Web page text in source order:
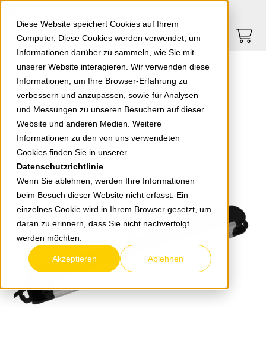
Diese Website speichert Cookies auf Ihrem
Computer. Diese Cookies werden verwendet, um
Informationen darüber zu sammeln, wie Sie mit
unserer Website interagieren. Wir verwenden diese
Informationen, um Ihre Browser-Erfahrung zu
verbessern und anzupassen, sowie für Analysen
und Messungen zu unseren Besuchern auf dieser
Website und anderen Medien. Weitere
Informationen zu den von uns verwendeten
Cookies finden Sie in unserer
Datenschutzrichtlinie
Wenn Sie ablehnen, werden Ihre Informationen
beim Besuch dieser Website nicht erfasst. Ein
einzelnes Cookie wird in Ihrem Browser gesetzt, um
daran zu erinnern, dass Sie nicht nachverfolgt
werden möchten.
Akzeptieren Ablehnen
Springe zu Hauptinhalt Springe zum Footer
0
zurück zur Übersicht